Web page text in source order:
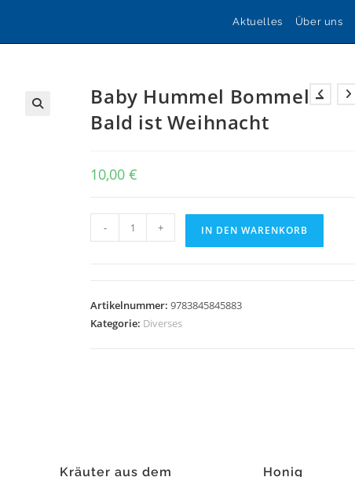
Aktuelles Über uns
Baby Hummel Bommel –
Bald ist Weihnacht
10,00€
Hummel
Bald
ist
- + IN DEN WARENKORB
Artikelnummer:9783845845883
Kategorie: Diverses
Kräuter aus dem
Honig